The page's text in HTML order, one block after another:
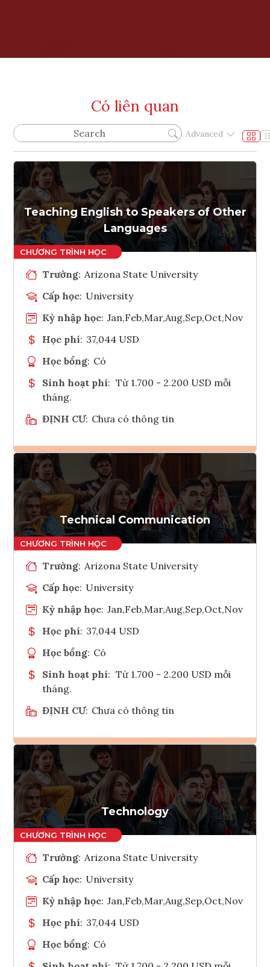
Có liên quan
Advanced
Teaching English to Speakers of Other
Languages
Trường: Arizona State University
Cấp học: University
Kỳ nhập học: Jan,Feb,Mar,Aug,Sep,Oct,Nov
Học phí: 37,044 USD
Học bổng: Có
Sinh hoạt phí: Từ 1.700 - 2.200 USD mỗi
tháng.
ĐỊNH CƯ: Chưa có thông tin
Ghi danh
Tham vấn Interlink
Technical Communication
Trường: Arizona State University
Cấp học: University
Kỳ nhập học: Jan,Feb,Mar,Aug,Sep,Oct,Nov
Học phí: 37,044 USD
Học bổng: Có
Sinh hoạt phí: Từ 1.700 - 2.200 USD mỗi
tháng.
ĐỊNH CƯ: Chưa có thông tin
Ghi danh
Tham vấn Interlink
Technology
Trường: Arizona State University
Cấp học: University
Kỳ nhập học: Jan,Feb,Mar,Aug,Sep,Oct,Nov
Học phí: 37,044 USD
Học bổng: Có